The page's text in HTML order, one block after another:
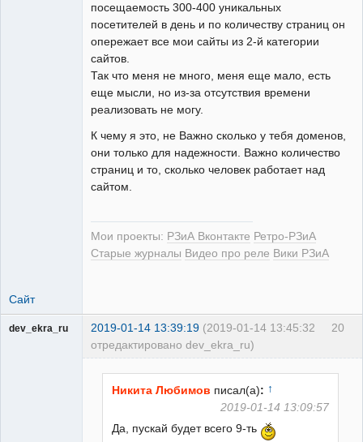
посещаемость 300-400 уникальных
посетителей в день и по количеству страниц он
опережает все мои сайты из 2-й категории
сайтов.
Так что меня не много, меня еще мало, есть
еще мысли, но из-за отсутствия времени
реализовать не могу.
К чему я это, не Важно сколько у тебя доменов,
они только для надежности. Важно количество
страниц и то, сколько человек работает над
сайтом.
Мои проекты: РЗиА Вконтакте Ретро-РЗиА
Старые журналы Видео про реле Вики РЗиА
Сайт
20
dev_ekra_ru 2019-01-14 13:39:19 (2019-01-14 13:45:32
отредактировано dev_ekra_ru)
Никита Любимов писал(а): ↑
2019-01-14 13:09:57
Да, пускай будет всего 9-ть